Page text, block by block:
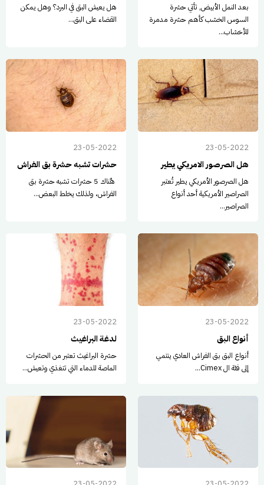
بعد النمل الأبيض, تأتي حشرة
السوس الخشب كأهم حشرة مدمرة
للأخشاب...
هل يعيش البق في البرد؟ وهل يمكن
القضاء على البق...
23-05-2022
هل الصرصور الامريكي يطير
هل الصرصور الأمريكي يطير تُعتبر
الصراصير الأمريكية أحد أنواع
الصراصير...
23-05-2022
حشرات تشبه حشرة بق الفراش
هٌناك 5 حشرات تشبه حشرة بق
الفراش، ولذلك يخلط البعض...
23-05-2022
أنواع البق
أنواع البق بق الفراش العادي ينتمي
إلى فئة ال Cimex...
23-05-2022
لدغة البراغيث
حشرة البراغيث تعتبر من الحشرات
الماصة للدماء التي تتغذي وتعيش...